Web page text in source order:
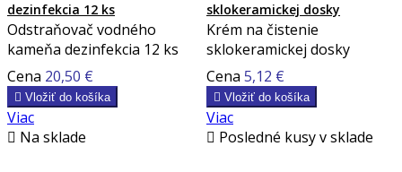
dezinfekcia 12 ks
Odstraňovač vodného
kameňa dezinfekcia 12 ks
Cena 20,50 €
 Vložiť do košíka
Viac
 Na sklade
sklokeramickej dosky
Krém na čistenie
sklokeramickej dosky
Cena 5,12 €
 Vložiť do košíka
Viac
 Posledné kusy v sklade